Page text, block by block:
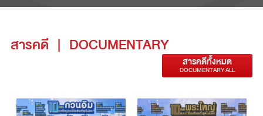
สารคดี | DOCUMENTARY
สารคดีทั้งหมด
DOCUMENTARY ALL